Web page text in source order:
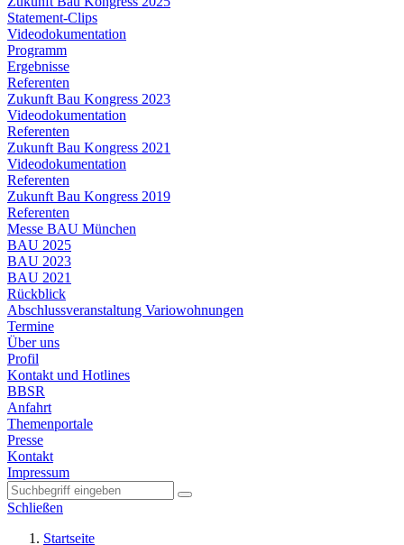
Statement-Clips
Videodokumentation
Programm
Ergebnisse
Referenten
Zukunft Bau Kongress 2023
Videodokumentation
Referenten
Zukunft Bau Kongress 2021
Videodokumentation
Referenten
Zukunft Bau Kongress 2019
Referenten
Messe BAU München
BAU 2025
BAU 2023
BAU 2021
Rückblick
Abschlussveranstaltung Variowohnungen
Termine
Über uns
Profil
Kontakt und Hotlines
BBSR
Anfahrt
Themenportale
Presse
Kontakt
Impressum
Schließen
Startseite